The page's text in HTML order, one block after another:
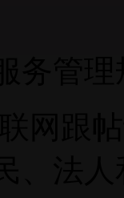
务管理
网跟
、法